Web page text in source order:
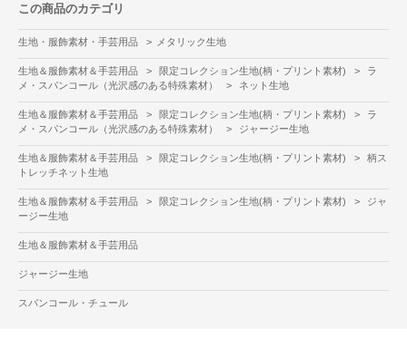
この商品のカテゴリ
生地・服飾素材・手芸用品 > メタリック生地
生地＆服飾素材＆手芸用品 > 限定コレクション生地(柄・プリント素材) >
ラ
メ・スパンコール（光沢感のある特殊素材）
> ネット生地
生地＆服飾素材＆手芸用品 > 限定コレクション生地(柄・プリント素材) >
ラ
メ・スパンコール（光沢感のある特殊素材）
> ジャージー生地
生地＆服飾素材＆手芸用品 > 限定コレクション生地(柄・プリント素材) >
柄ス
トレッチネット生地
生地＆服飾素材＆手芸用品 > 限定コレクション生地(柄・プリント素材) >
ジャ
ージー生地
生地＆服飾素材＆手芸用品
ジャージー生地
スパンコール・チュール